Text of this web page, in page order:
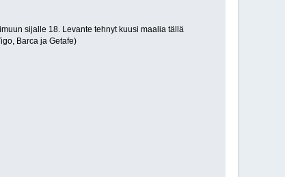
sijalle 18. Levante tehnyt kuusi maalia tällä
Barca ja Getafe)